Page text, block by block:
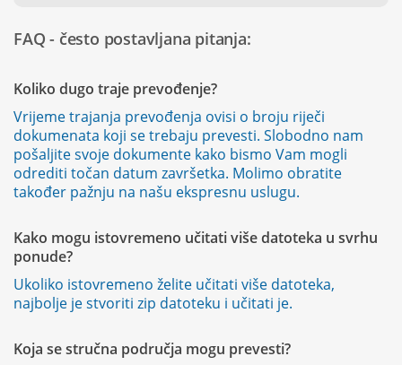
FAQ - često postavljana pitanja:
Koliko dugo traje prevođenje?
Vrijeme trajanja prevođenja ovisi o broju riječi
dokumenata koji se trebaju prevesti. Slobodno nam
pošaljite svoje dokumente kako bismo Vam mogli
odrediti točan datum završetka. Molimo obratite
također pažnju na našu ekspresnu uslugu.
Kako mogu istovremeno učitati više datoteka u svrhu
ponude?
Ukoliko istovremeno želite učitati više datoteka,
najbolje je stvoriti zip datoteku i učitati je.
Koja se stručna područja mogu prevesti?